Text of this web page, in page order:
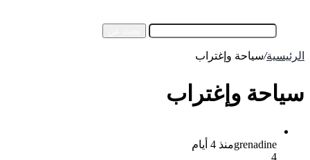
الرئيسية/سياحة وإغتراب
سياحة وإغتراب
grenadineمنذ 4 أيام
4